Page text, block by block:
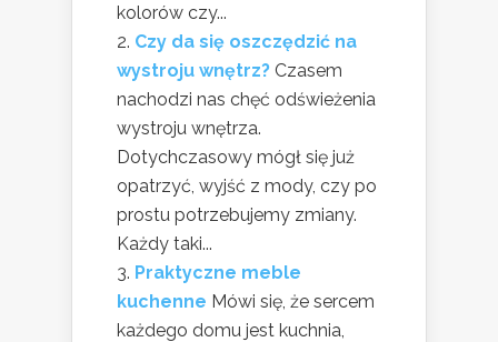
kolorów czy...
Czy da się oszczędzić na
wystroju wnętrz? Czasem
nachodzi nas chęć odświeżenia
wystroju wnętrza.
Dotychczasowy mógł się już
opatrzyć, wyjść z mody, czy po
prostu potrzebujemy zmiany.
Każdy taki...
Praktyczne meble
kuchenne Mówi się, że sercem
każdego domu jest kuchnia,